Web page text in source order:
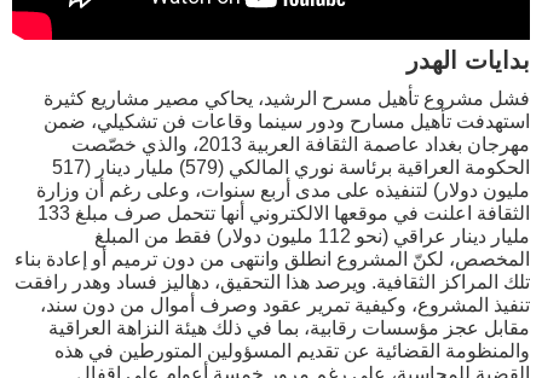
بدايات الهدر
فشل مشروع تأهيل مسرح الرشيد، يحاكي مصير مشاريع كثيرة
استهدفت تأهيل مسارح ودور سينما وقاعات فن تشكيلي، ضمن
مهرجان بغداد عاصمة الثقافة العربية 2013، والذي خصّصت
الحكومة العراقية برئاسة نوري المالكي (579) مليار دينار (517
مليون دولار) لتنفيذه على مدى أربع سنوات، وعلى رغم أن وزارة
الثقافة اعلنت في موقعها الالكتروني أنها تتحمل صرف مبلغ 133
مليار دينار عراقي (نحو 112 مليون دولار) فقط من المبلغ
المخصص، لكنّ المشروع انطلق وانتهى من دون ترميم أو إعادة بناء
تلك المراكز الثقافية. ويرصد هذا التحقيق، دهاليز فساد وهدر رافقت
تنفيذ المشروع، وكيفية تمرير عقود وصرف أموال من دون سند،
مقابل عجز مؤسسات رقابية، بما في ذلك هيئة النزاهة العراقية
والمنظومة القضائية عن تقديم المسؤولين المتورطين في هذه
القضية للمحاسبة، على رغم مرور خمسة أعوام على إقفال